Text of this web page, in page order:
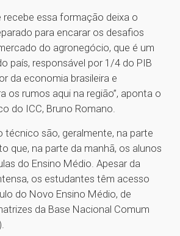
recebe essa formação deixa o
para encarar os desafios
do agronegócio, que é um
país, responsável por 1/4 do PIB
da economia brasileira e
os rumos aqui na região”, aponta o
do ICC, Bruno Romano.
técnico são, geralmente, na parte
que, na parte da manhã, os alunos
do Ensino Médio. Apesar da
os estudantes têm acesso
do Novo Ensino Médio, de
da Base Nacional Comum